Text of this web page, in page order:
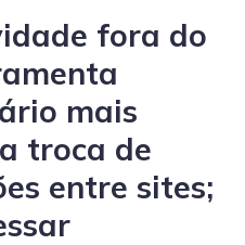
fora do
mais
troca de
entre sites;